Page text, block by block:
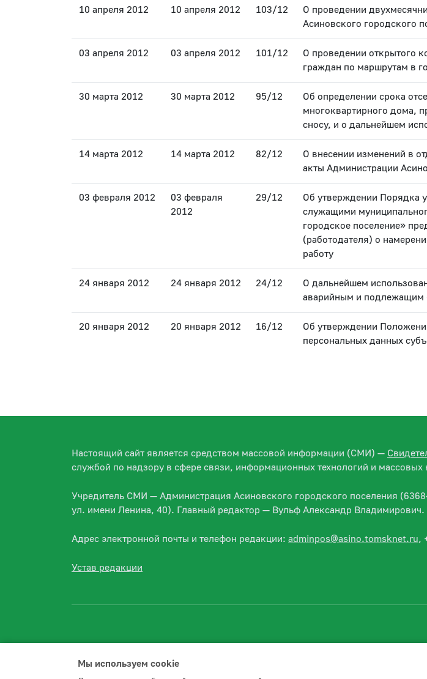
10 апреля 2012 10 апреля 2012 103/12
О проведении
Асиновского городского
03 апреля 2012 03 апреля 2012 101/12
О проведении открытого
граждан по маршрутам в
30 марта 2012 30 марта 2012 95/12
Об определении срока
многоквартирного дома,
сносу, и о дальнейшем
14 марта 2012 14 марта 2012 82/12
О внесении изменений в
акты Администрации
03 февраля 2012
03 февраля
2012
29/12
Об утверждении Порядка
служащими
городское поселение»
(работодателя) о
работу
24 января 2012 24 января 2012 24/12
О дальнейшем
аварийным и подлежащим
20 января 2012 20 января 2012 16/12
Об утверждении
персональных данных
Настоящий сайт является средством массовой информации (СМИ) —
службой по надзору в сфере связи, информационных технологий и
Учредитель СМИ — Администрация Асиновского городского поселения
ул. имени Ленина, 40). Главный редактор — Вульф Александр Владимирович.
Адрес электронной почты и телефон редакции: adminpos@asino.tomsknet.ru,
Устав редакции
2026 © Асиновское городское поселение
Мы используем сookie